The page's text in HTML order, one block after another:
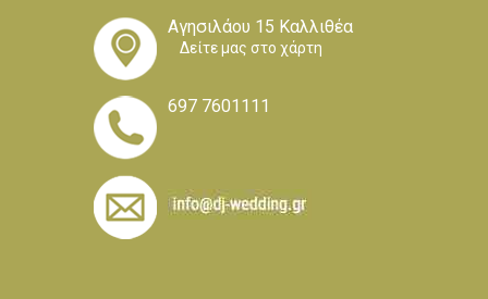
Αγησιλάου 15 Καλλιθέα
Δείτε μας στο χάρτη
697 7601111